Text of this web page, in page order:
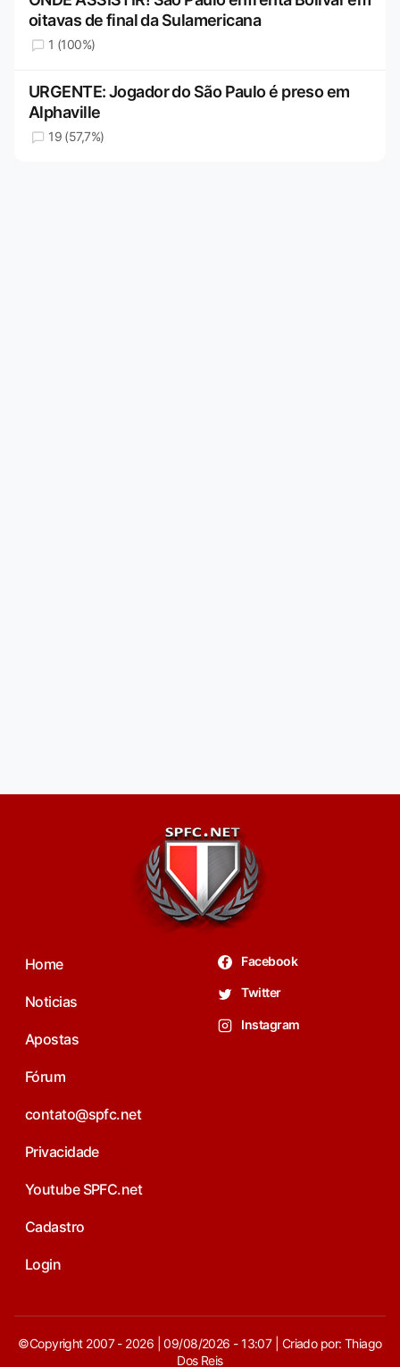
oitavas de final da Sulamericana
1 (100%)
URGENTE: Jogador do São Paulo é preso em
Alphaville
19 (57,7%)
Home
Noticias
Apostas
Fórum
contato@spfc.net
Privacidade
Youtube SPFC.net
Cadastro
Login
Facebook
Twitter
Instagram
©Copyright 2007 - 2026 | 09/08/2026 - 13:07 | Criado por: Thiago
Dos Reis